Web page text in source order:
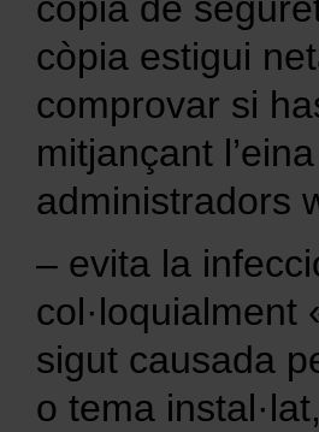
còpia estigui
comprovar si
mitjançant
administradors
– evita la
col·loquialment
sigut causada
o tema